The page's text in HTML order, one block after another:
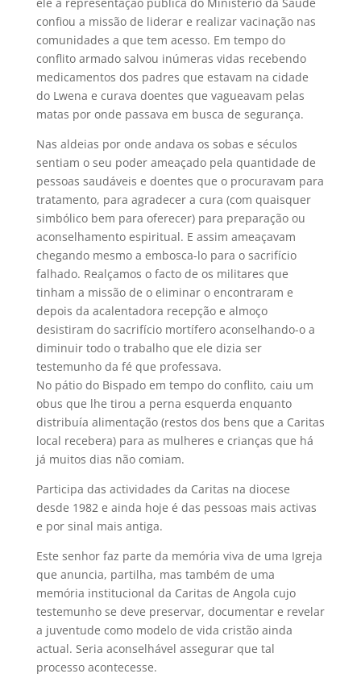
confiou a missão de liderar e realizar vacinação nas
comunidades a que tem acesso. Em tempo do
conflito armado salvou inúmeras vidas recebendo
medicamentos dos padres que estavam na cidade
do Lwena e curava doentes que vagueavam pelas
matas por onde passava em busca de segurança.
Nas aldeias por onde andava os sobas e séculos
sentiam o seu poder ameaçado pela quantidade de
pessoas saudáveis e doentes que o procuravam para
tratamento, para agradecer a cura (com quaisquer
simbólico bem para oferecer) para preparação ou
aconselhamento espiritual. E assim ameaçavam
chegando mesmo a embosca-lo para o sacrifício
falhado. Realçamos o facto de os militares que
tinham a missão de o eliminar o encontraram e
depois da acalentadora recepção e almoço
desistiram do sacrifício mortífero aconselhando-o a
diminuir todo o trabalho que ele dizia ser
testemunho da fé que professava.
No pátio do Bispado em tempo do conflito, caiu um
obus que lhe tirou a perna esquerda enquanto
distribuía alimentação (restos dos bens que a Caritas
local recebera) para as mulheres e crianças que há
já muitos dias não comiam.
Participa das actividades da Caritas na diocese
desde 1982 e ainda hoje é das pessoas mais activas
e por sinal mais antiga.
Este senhor faz parte da memória viva de uma Igreja
que anuncia, partilha, mas também de uma
memória institucional da Caritas de Angola cujo
testemunho se deve preservar, documentar e revelar
a juventude como modelo de vida cristão ainda
actual. Seria aconselhável assegurar que tal
processo acontecesse.